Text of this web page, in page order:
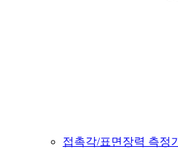
접촉각/표면장력 측정기